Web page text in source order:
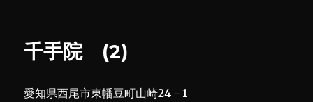
に
千手院 (2)
愛知県西尾市東幡豆町山崎24－1